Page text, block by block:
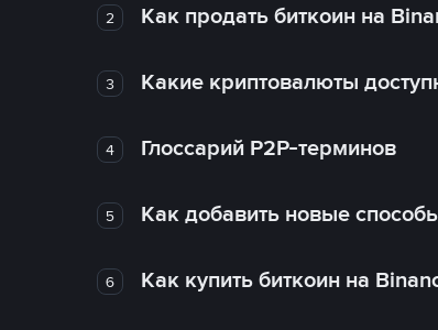
2 Как продать биткоин на
3 Какие криптовалюты
4 Глоссарий P2P-терминов
5 Как добавить новые
6 Как купить биткоин на